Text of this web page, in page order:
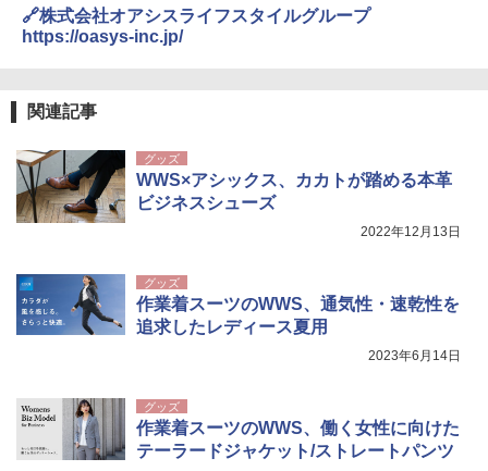
￥2,277
￥1,540
[キャンパーズコレクション 山善] 傘みたいに
￥9,990
[キャンパーズコレクション 山善] 傘みたいに
広げるだけ パッとサッとテント キューブワ
ATCW-150B エクルベージュ
￥-
￥2,980
￥1,180
保護 日光可読lcd 7種類ノズル付き
￥7,884
🔗株式会社オアシスライフスタイルグループ
https://oasys-inc.jp/
関連記事
グッズ
WWS×アシックス、カカトが踏める本革
ビジネスシューズ
2022年12月13日
グッズ
作業着スーツのWWS、通気性・速乾性を
追求したレディース夏用
2023年6月14日
グッズ
作業着スーツのWWS、働く女性に向けた
テーラードジャケット/ストレートパンツ